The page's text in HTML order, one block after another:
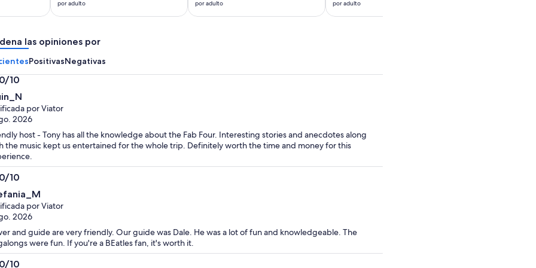
es
de
por
por adulto
es
de
por adulto
es
de
por adulto
las opiniones por
PositivasNegativas
10
por Viator
2026
host - Tony has all the knowledge about the Fab Four. Interesting stories and anecdotes along
the music kept us entertained for the whole trip. Definitely worth the time and money for this
10
por Viator
2026
and guide are very friendly. Our guide was Dale. He was a lot of fun and knowledgeable. The
were fun. If you're a BEatles fan, it's worth it.
10